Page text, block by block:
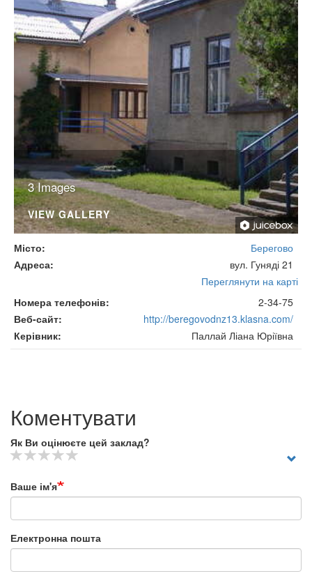
3 Images
VIEW GALLERY
Місто
Берегово
Адреса
вул. Гуняді 21
Переглянути на карті
Номера телефонів
2-34-75
Веб-сайт
http://beregovodnz13.klasna.com/
Керівник
Паллай Ліана Юріївна
Коментувати
Як Ви оцінюєте цей заклад?
Ваше ім'я
Електронна пошта